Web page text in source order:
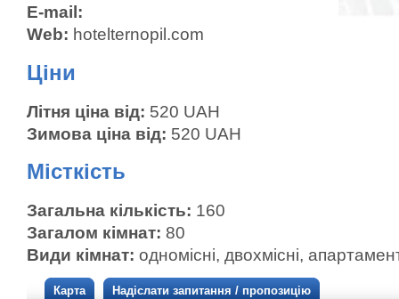
E-mail:
Web: hotelternopil.com
Ціни
Літня ціна від: 520 UAH
Зимова ціна від: 520 UAH
Місткість
Загальна кількість: 160
Загалом кімнат: 80
Види кімнат: одномісні, двохмісні,
Карта Надіслати запитання / пропозицію